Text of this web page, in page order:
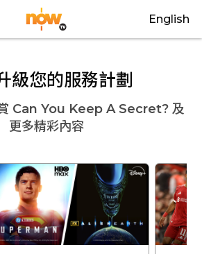
English
級您的服務計劃
Can You Keep A Secret?及
更多精彩內容